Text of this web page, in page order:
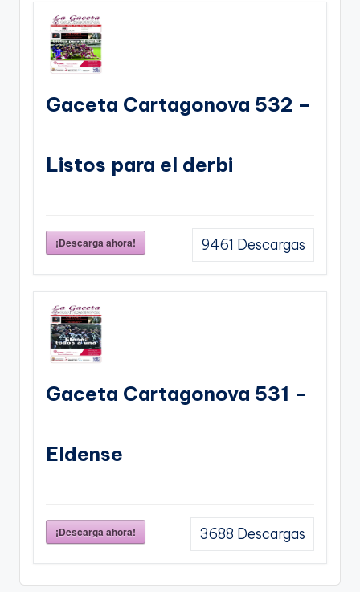
Gaceta Cartagonova 532 –
Listos para el derbi
¡Descarga ahora! 9461 Descargas
Gaceta Cartagonova 531 –
Eldense
¡Descarga ahora! 3688 Descargas